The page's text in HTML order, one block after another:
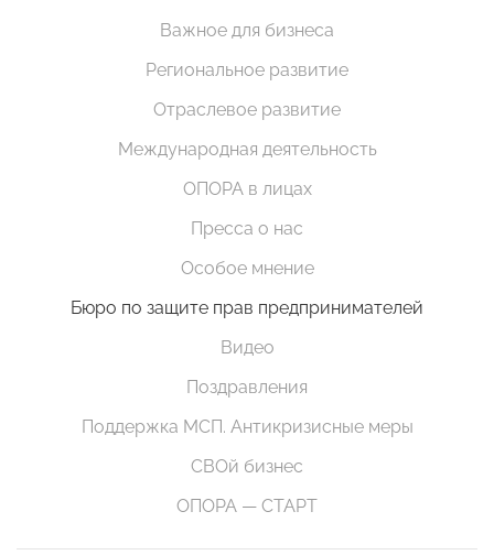
Важное для бизнеса
Региональное развитие
Отраслевое развитие
Международная деятельность
ОПОРА в лицах
Пресса о нас
Особое мнение
Бюро по защите прав предпринимателей
Видео
Поздравления
Поддержка МСП. Антикризисные меры
СВОй бизнес
ОПОРА — СТАРТ